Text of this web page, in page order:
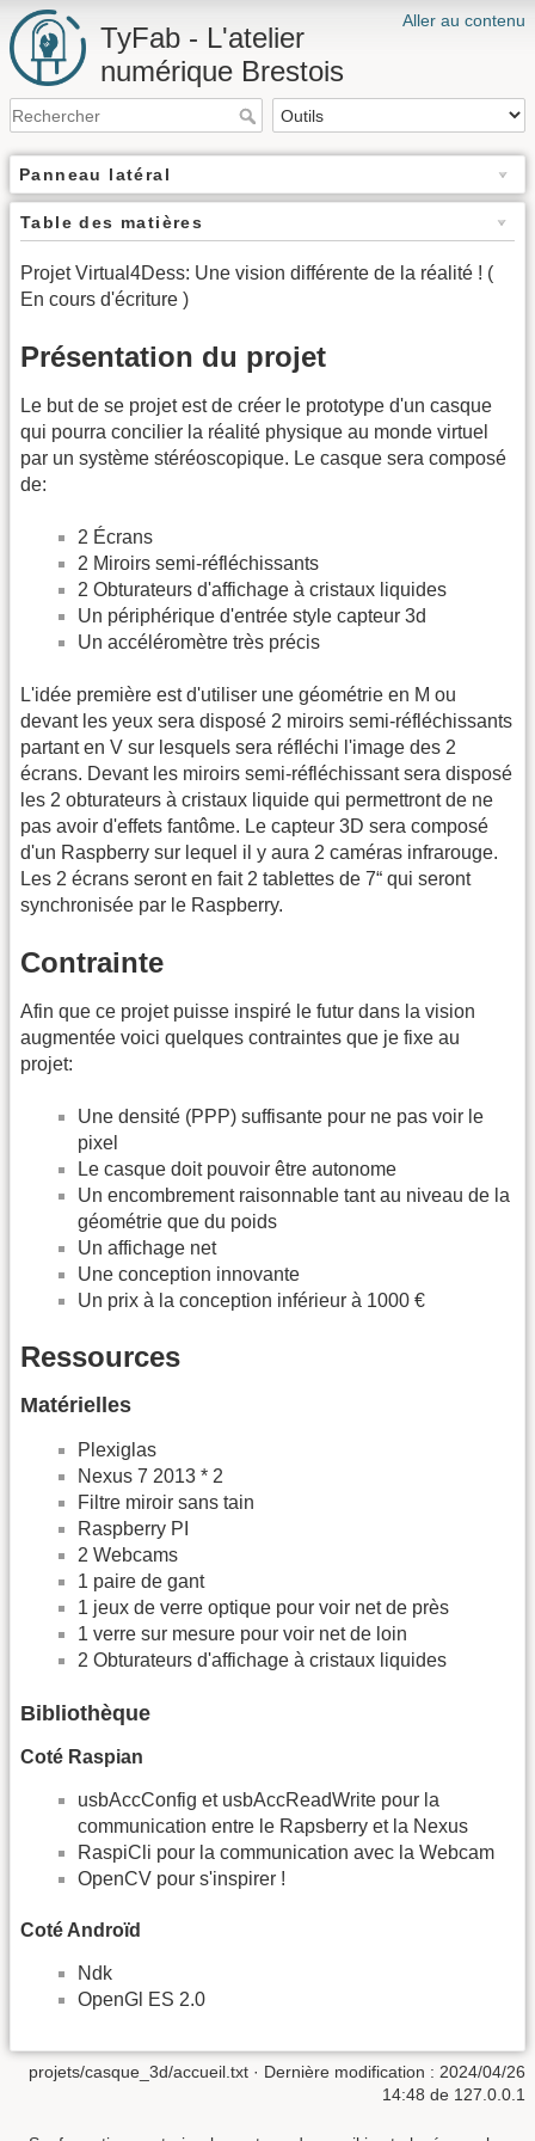
Aller au contenu
TyFab - L'atelier
numérique Brestois
Panneau latéral
Table des matières
Projet Virtual4Dess: Une vision différente de la réalité ! (
En cours d'écriture )
Présentation du projet
Le but de se projet est de créer le prototype d'un casque
qui pourra concilier la réalité physique au monde virtuel
par un système stéréoscopique. Le casque sera composé
de:
2 Écrans
2 Miroirs semi-réfléchissants
2 Obturateurs d'affichage à cristaux liquides
Un périphérique d'entrée style capteur 3d
Un accéléromètre très précis
L'idée première est d'utiliser une géométrie en M ou
devant les yeux sera disposé 2 miroirs semi-réfléchissants
partant en V sur lesquels sera réfléchi l'image des 2
écrans. Devant les miroirs semi-réfléchissant sera disposé
les 2 obturateurs à cristaux liquide qui permettront de ne
pas avoir d'effets fantôme. Le capteur 3D sera composé
d'un Raspberry sur lequel il y aura 2 caméras infrarouge.
Les 2 écrans seront en fait 2 tablettes de 7“ qui seront
synchronisée par le Raspberry.
Contrainte
Afin que ce projet puisse inspiré le futur dans la vision
augmentée voici quelques contraintes que je fixe au
projet:
Une densité (PPP) suffisante pour ne pas voir le
pixel
Le casque doit pouvoir être autonome
Un encombrement raisonnable tant au niveau de la
géométrie que du poids
Un affichage net
Une conception innovante
Un prix à la conception inférieur à 1000 €
Ressources
Matérielles
Plexiglas
Nexus 7 2013 * 2
Filtre miroir sans tain
Raspberry PI
2 Webcams
1 paire de gant
1 jeux de verre optique pour voir net de près
1 verre sur mesure pour voir net de loin
2 Obturateurs d'affichage à cristaux liquides
Bibliothèque
Coté Raspian
usbAccConfig et usbAccReadWrite pour la
communication entre le Rapsberry et la Nexus
RaspiCli pour la communication avec la Webcam
OpenCV pour s'inspirer !
Coté Androïd
Ndk
OpenGl ES 2.0
projets/casque_3d/accueil.txt · Dernière modification : 2024/04/26
14:48 de 127.0.0.1